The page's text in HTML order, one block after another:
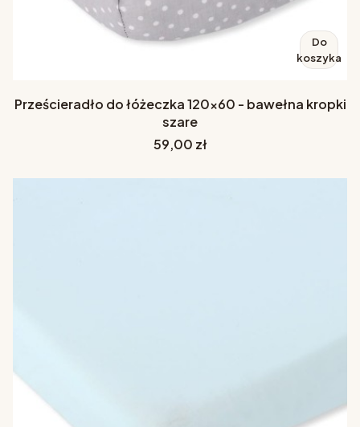
Do
koszyka
Prześcieradło do łóżeczka 120x60 - bawełna kropki
szare
Cena
59,00 zł